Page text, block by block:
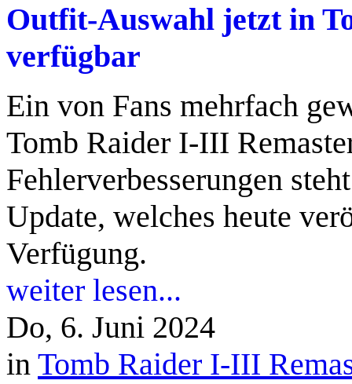
Outfit-Auswahl jetzt in
verfügbar
Ein von Fans mehrfach
Tomb Raider I-III
Fehlerverbesserungen
Update, welches heute
Verfügung.
weiter lesen...
Do, 6. Juni 2024
in Tomb Raider I-III